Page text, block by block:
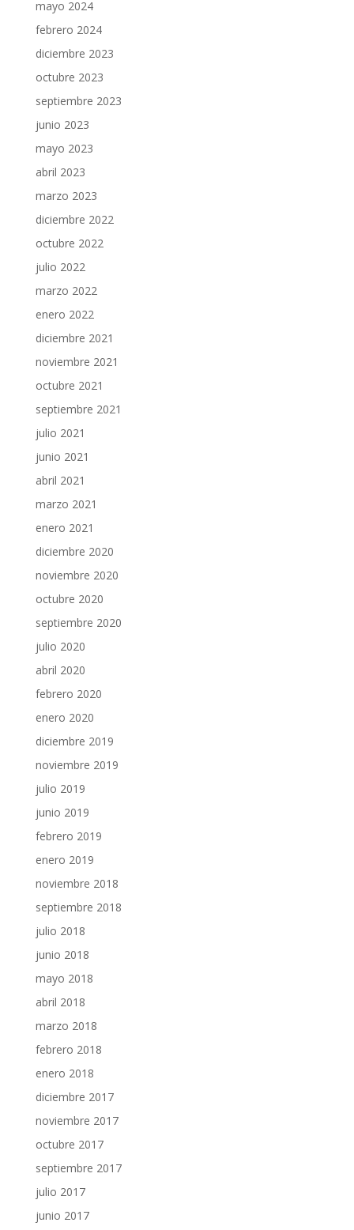
mayo 2024
febrero 2024
diciembre 2023
octubre 2023
septiembre 2023
junio 2023
mayo 2023
abril 2023
marzo 2023
diciembre 2022
octubre 2022
julio 2022
marzo 2022
enero 2022
diciembre 2021
noviembre 2021
octubre 2021
septiembre 2021
julio 2021
junio 2021
abril 2021
marzo 2021
enero 2021
diciembre 2020
noviembre 2020
octubre 2020
septiembre 2020
julio 2020
abril 2020
febrero 2020
enero 2020
diciembre 2019
noviembre 2019
julio 2019
junio 2019
febrero 2019
enero 2019
noviembre 2018
septiembre 2018
julio 2018
junio 2018
mayo 2018
abril 2018
marzo 2018
febrero 2018
enero 2018
diciembre 2017
noviembre 2017
octubre 2017
septiembre 2017
julio 2017
junio 2017